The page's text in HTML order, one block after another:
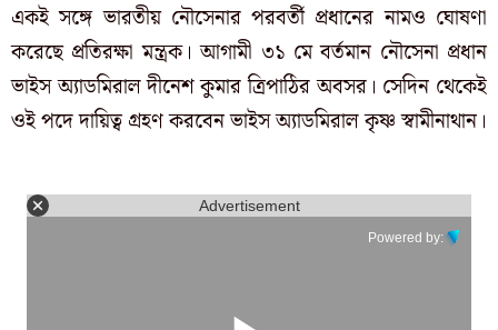
একই সঙ্গে ভারতীয় নৌসেনার পরবর্তী প্রধানের নামও ঘোষণা
করেছে প্রতিরক্ষা মন্ত্রক। আগামী ৩১ মে বর্তমান নৌসেনা প্রধান
ভাইস অ্যাডমিরাল দীনেশ কুমার ত্রিপাঠির অবসর। সেদিন থেকেই
ওই পদে দায়িত্ব গ্রহণ করবেন ভাইস অ্যাডমিরাল কৃষ্ণ স্বামীনাথান।
Advertisement
Powered by: